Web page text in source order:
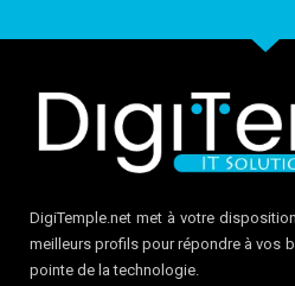
DigiTemple.net met à votre
meilleurs profils pour répondre à vos
pointe de la technologie.